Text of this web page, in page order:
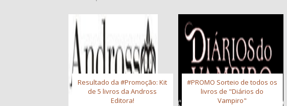
Resultado da #Promoção: Kit
de 5 livros da Andross
Editora!
#PROMO Sorteio de todos os
livros de "Diários do
Vampiro"